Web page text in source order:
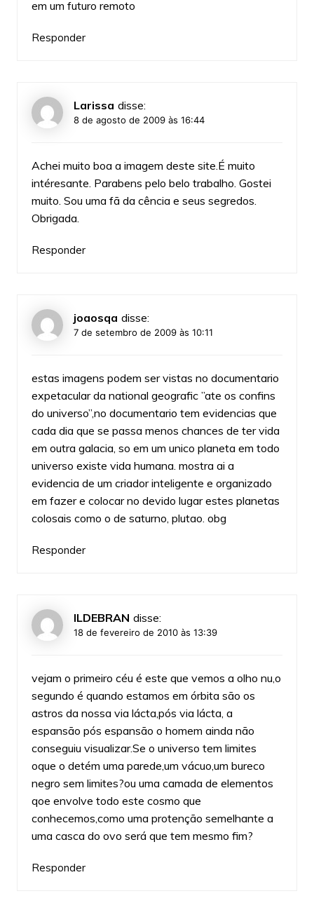
em um futuro remoto
Responder
Larissa disse:
8 de agosto de 2009 às 16:44
Achei muito boa a imagem deste site.É muito
intéresante. Parabens pelo belo trabalho. Gostei
muito. Sou uma fã da cência e seus segredos.
Obrigada.
Responder
joaosqa disse:
7 de setembro de 2009 às 10:11
estas imagens podem ser vistas no documentario
expetacular da national geografic ”ate os confins
do universo”,no documentario tem evidencias que
cada dia que se passa menos chances de ter vida
em outra galacia, so em um unico planeta em todo
universo existe vida humana. mostra ai a
evidencia de um criador inteligente e organizado
em fazer e colocar no devido lugar estes planetas
colosais como o de saturno, plutao. obg
Responder
ILDEBRAN disse:
18 de fevereiro de 2010 às 13:39
vejam o primeiro céu é este que vemos a olho nu,o
segundo é quando estamos em órbita são os
astros da nossa via lácta,pós via lácta, a
espansão pós espansão o homem ainda não
conseguiu visualizar.Se o universo tem limites
oque o detém uma parede,um vácuo,um bureco
negro sem limites?ou uma camada de elementos
qoe envolve todo este cosmo que
conhecemos,como uma protenção semelhante a
uma casca do ovo será que tem mesmo fim?
Responder